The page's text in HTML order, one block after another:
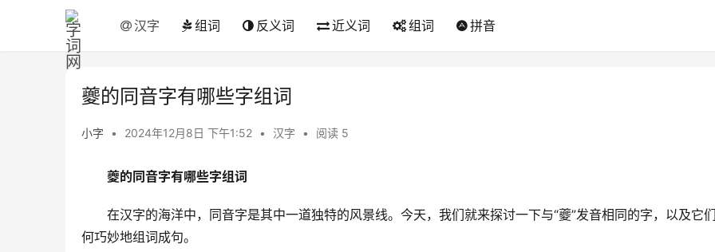
汉字 组词 反义词 近义词 组词 拼音
夔的同音字有哪些字组词
小字 • 2024年12月8日 下午1:52 • 汉字 • 阅读 5
夔的同音字有哪些字组词
在汉字的海洋中，同音字是其中一道独特的风景线。今天，我们就来探讨一下与“夔”发音相同的字，以及它
何巧妙地组词成句。